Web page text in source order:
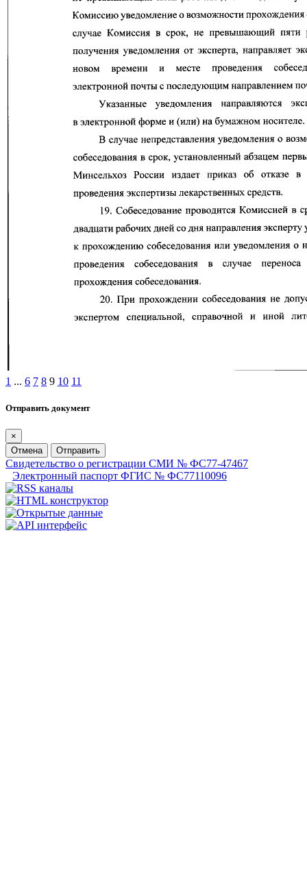
1 ... 6 7 8 9 10 11
Отправить документ
×
Отмена
Отправить
Свидетельство о регистрации СМИ № ФС77-47467
Электронный паспорт ФГИС № ФС77110096